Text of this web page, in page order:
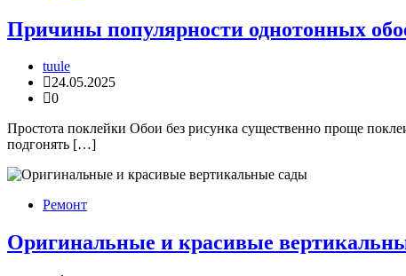
Причины популярности однотонных
tuule
24.05.2025
0
Простота поклейки Обои без рисунка существенно проще
подгонять […]
Ремонт
Оригинальные и красивые